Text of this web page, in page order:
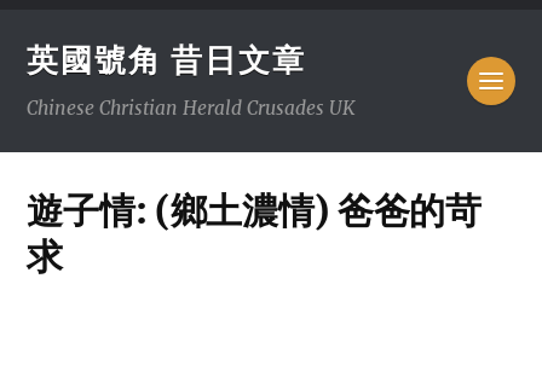
英國號角 昔日文章
Chinese Christian Herald Crusades UK
遊子情: (鄉土濃情) 爸爸的苛
求